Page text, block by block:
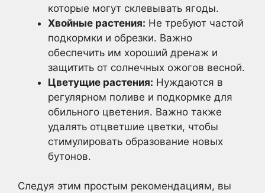
которые могут склевывать ягоды.
Хвойные растения: Не требуют частой
подкормки и обрезки. Важно
обеспечить им хороший дренаж и
защитить от солнечных ожогов весной.
Цветущие растения: Нуждаются в
регулярном поливе и подкормке для
обильного цветения. Важно также
удалять отцветшие цветки, чтобы
стимулировать образование новых
бутонов.
Следуя этим простым рекомендациям, вы